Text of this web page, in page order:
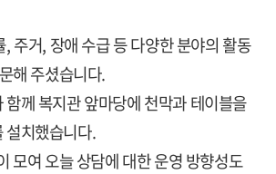
주거, 장애 수급 등 다양한 분야의 활동
해 주셨습니다.
께 복지관 앞마당에 천막과 테이블을
설치했습니다.
모여 오늘 상담에 대한 운영 방향성도